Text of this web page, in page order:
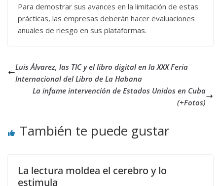
Para demostrar sus avances en la limitación de estas
prácticas, las empresas deberán hacer evaluaciones
anuales de riesgo en sus plataformas.
Luis Álvarez, las TIC y el libro digital en la XXX Feria
Internacional del Libro de La Habana
La infame intervención de Estados Unidos en Cuba
(+Fotos)
También te puede gustar
La lectura moldea el cerebro y lo
estimula